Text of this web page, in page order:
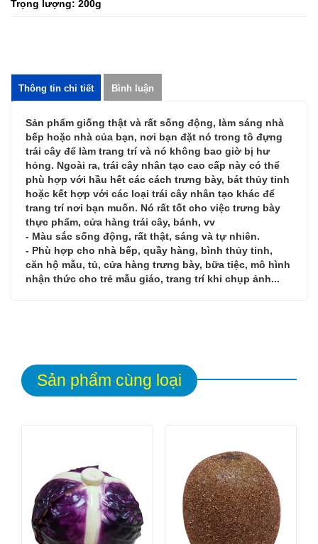
Trọng lượng: 200g
Thông tin chi tiết Bình luận
Sản phẩm giống thật và rất sống động, làm sáng nhà
bếp hoặc nhà của bạn, nơi bạn đặt nó trong tô đựng
trái cây để làm trang trí và nó không bao giờ bị hư
hỏng. Ngoài ra, trái cây nhân tạo cao cấp này có thể
phù hợp với hầu hết các cách trưng bày, bát thủy tinh
hoặc kết hợp với các loại trái cây nhân tạo khác để
trang trí nơi bạn muốn. Nó rất tốt cho việc trưng bày
thực phẩm, cửa hàng trái cây, bánh, vv
- Màu sắc sống động, rất thật, sáng và tự nhiên.
- Phù hợp cho nhà bếp, quầy hàng, bình thủy tinh,
căn hộ mẫu, tủ, cửa hàng trưng bày, bữa tiệc, mô hình
nhận thức cho trẻ mẫu giáo, trang trí khi chụp ảnh...
Sản phẩm cùng loại